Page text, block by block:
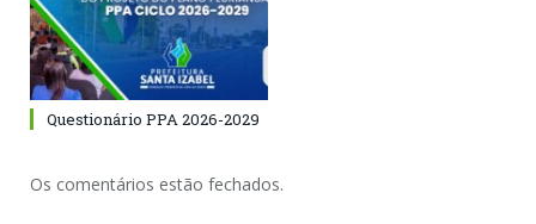
Questionário PPA 2026-2029
Os comentários estão fechados.